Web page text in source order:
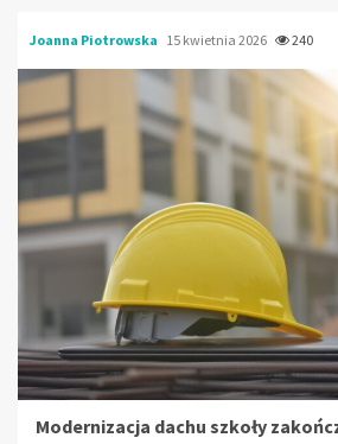
Joanna Piotrowska 15 kwietnia 2026 240
Modernizacja dachu szkoły